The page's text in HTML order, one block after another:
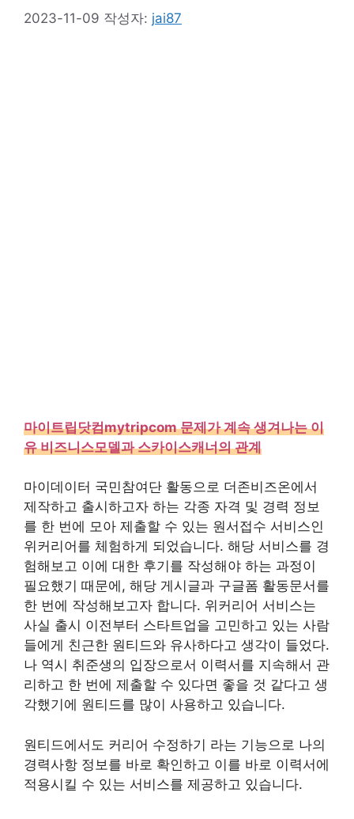
2023-11-09 작성자: jai87
마이트립닷컴mytripcom 문제가 계속 생겨나는 이
유 비즈니스모델과 스카이스캐너의 관계
마이데이터 국민참여단 활동으로 더존비즈온에서
제작하고 출시하고자 하는 각종 자격 및 경력 정보
를 한 번에 모아 제출할 수 있는 원서접수 서비스인
위커리어를 체험하게 되었습니다. 해당 서비스를 경
험해보고 이에 대한 후기를 작성해야 하는 과정이
필요했기 때문에, 해당 게시글과 구글폼 활동문서를
한 번에 작성해보고자 합니다. 위커리어 서비스는
사실 출시 이전부터 스타트업을 고민하고 있는 사람
들에게 친근한 원티드와 유사하다고 생각이 들었다.
나 역시 취준생의 입장으로서 이력서를 지속해서 관
리하고 한 번에 제출할 수 있다면 좋을 것 같다고 생
각했기에 원티드를 많이 사용하고 있습니다.
원티드에서도 커리어 수정하기 라는 기능으로 나의
경력사항 정보를 바로 확인하고 이를 바로 이력서에
적용시킬 수 있는 서비스를 제공하고 있습니다.